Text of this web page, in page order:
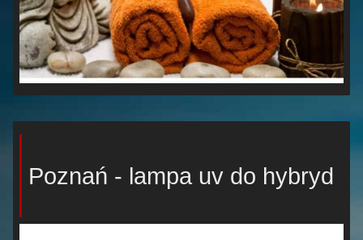
Poznań - lampa uv do hybryd